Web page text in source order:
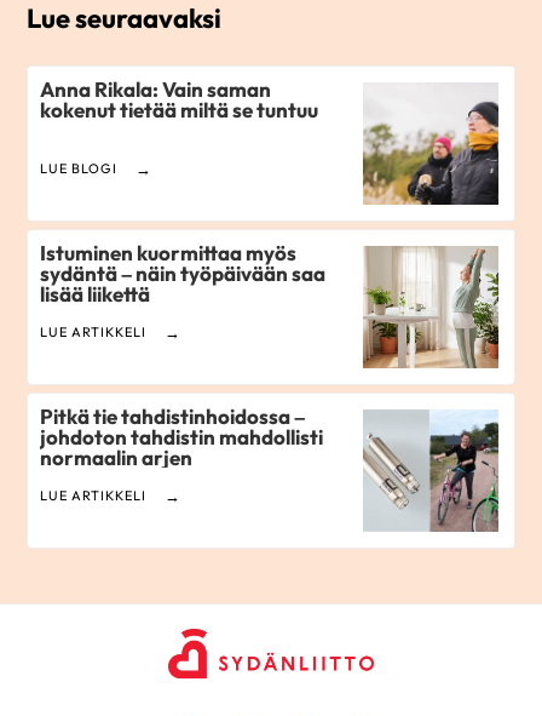
Lue seuraavaksi
Anna Rikala: Vain saman
kokenut tietää miltä se tuntuu
LUE BLOGI
Istuminen kuormittaa myös
sydäntä – näin työpäivään saa
lisää liikettä
LUE ARTIKKELI
Pitkä tie tahdistinhoidossa –
johdoton tahdistin mahdollisti
normaalin arjen
LUE ARTIKKELI